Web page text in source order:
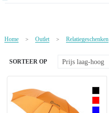
NIEUW
Alle categorieën
Home > Outlet > Relatiegeschenken
SORTEER OP